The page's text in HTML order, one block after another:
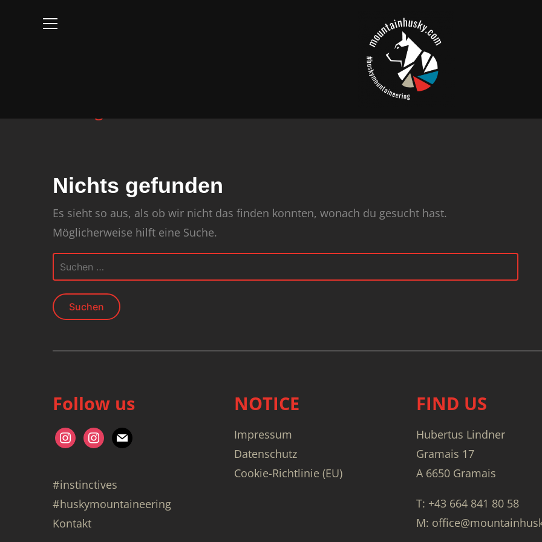
Info
Nichts gefunden
Es sieht so aus, als ob wir nicht das finden konnten, wonach du gesucht hast.
Möglicherweise hilft eine Suche.
Suchen
nach:
Follow us
instagraminstagram
mail
#instinctives
#huskymountaineering
Kontakt
NOTICE
Impressum
Datenschutz
Cookie-Richtlinie (EU)
FIND US
Hubertus Lindner
Gramais 17
A 6650 Gramais
T: +43 664 841 80 58
M: